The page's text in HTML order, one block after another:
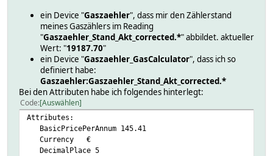
ein Device "Gaszaehler", dass mir den Zählerstand
meines Gaszählers im Reading
"Gaszaehler_Stand_Akt_corrected.*" abbildet. aktueller
Wert: "19187.70"
ein Device "Gaszaehler_GasCalculator", dass ich so
definiert habe:
Gaszaehler:Gaszaehler_Stand_Akt_corrected.*
Bei den Attributen habe ich folgendes hinterlegt:
Code Auswählen
Attributes:
BasicPricePerAnnum 145.41
Currency €
DecimalPlace 5